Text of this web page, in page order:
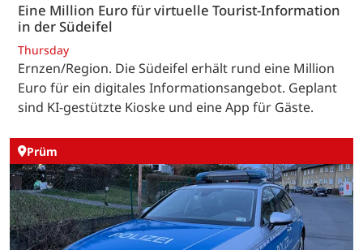
Eine Million Euro für virtuelle Tourist-Information
in der Südeifel
Thursday
Ernzen/Region. Die Südeifel erhält rund eine Million
Euro für ein digitales Informationsangebot. Geplant
sind KI-gestützte Kioske und eine App für Gäste.
Prüm